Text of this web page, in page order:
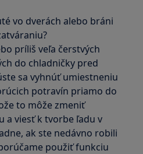
vo dverách alebo bráni
príliš veľa čerstvých
do chladničky pred
sa vyhnúť umiestneniu
potravín priamo do
to môže zmeniť
a viesť k tvorbe ľadu v
ak ste nedávno robili
použiť funkciu